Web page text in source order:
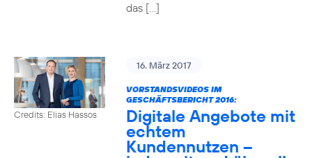
das […]
Credits: Elias Hassos
16. März 2017
VORSTANDSVIDEOS IM
GESCHÄFTSBERICHT 2016:
Digitale Angebote mit
echtem
Kundennutzen –